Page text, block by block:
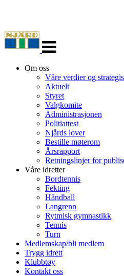
navigasjon
Om oss
Våre verdier og
Aktuelt
Styret
Valgkomite
Administrasjonen
Politiattest
Njårds lover
Bestille møterom
Årsrapport
Retningslinjer for
Våre idretter
Bordtennis
Fekting
Håndball
Langrenn
Rytmisk gymnastikk
Tennis
Turn
Medlemskap/bli medlem
Trygg idrett
Klubbtøy
Kontakt oss